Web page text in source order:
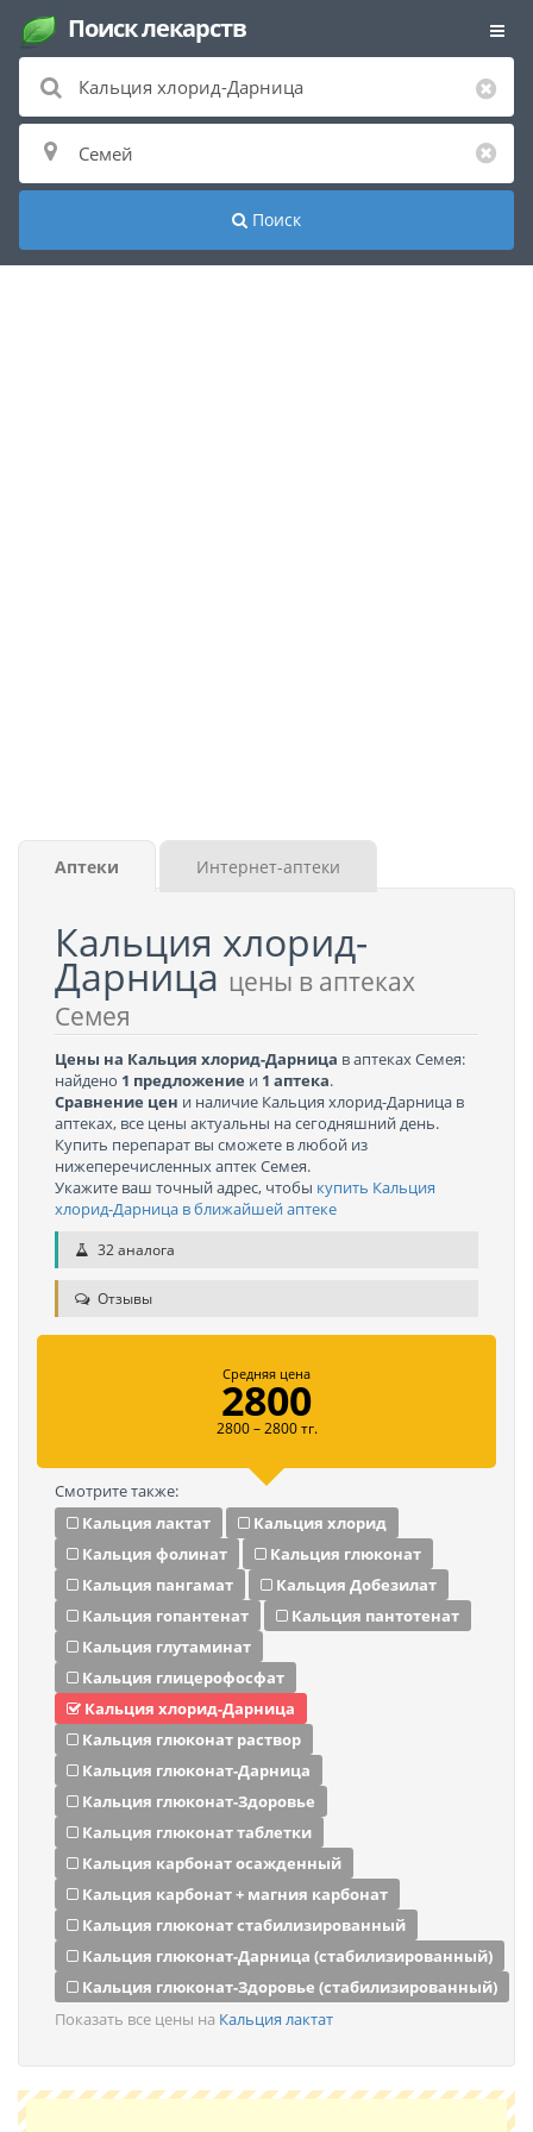
Поиск лекарств
Поиск
Аптеки Интернет-аптеки
Кальция хлорид-
Дарница цены в аптеках
Семея
Цены на Кальция хлорид-Дарница в аптеках Семея:
найдено 1 предложение и 1 аптека.
Сравнение цен и наличие Кальция хлорид-Дарница в
аптеках, все цены актуальны на сегодняшний день.
Купить перепарат вы сможете в любой из
нижеперечисленных аптек Семея.
Укажите ваш точный адрес, чтобы купить Кальция
хлорид-Дарница в ближайшей аптеке
32 аналога
Отзывы
Средняя цена
2800
2800 – 2800 тг.
Смотрите также:
Кальция лактат
Кальция хлорид
Кальция фолинат
Кальция глюконат
Кальция пангамат
Кальция Добезилат
Кальция гопантенат
Кальция пантотенат
Кальция глутаминат
Кальция глицерофосфат
Кальция хлорид-Дарница
Кальция глюконат раствор
Кальция глюконат-Дарница
Кальция глюконат-Здоровье
Кальция глюконат таблетки
Кальция карбонат осажденный
Кальция карбонат + магния карбонат
Кальция глюконат стабилизированный
Кальция глюконат-Дарница (стабилизированный)
Кальция глюконат-Здоровье (стабилизированный)
Показать все цены на Кальция лактат